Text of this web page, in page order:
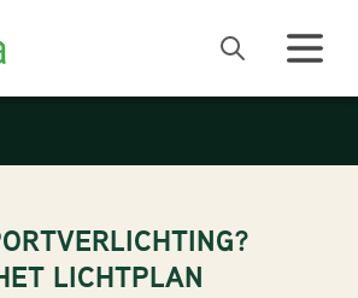
LICHTPLAN